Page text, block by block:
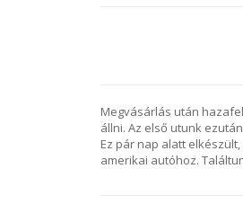
Megvásárlás után
állni. Az első utunk
Ez pár nap alatt
amerikai autóhoz.